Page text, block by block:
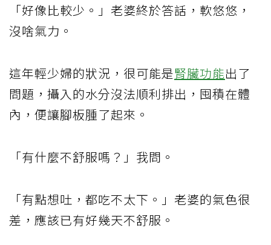
「好像比較少。」老婆終於答話，軟悠悠，
沒啥氣力。
這年輕少婦的狀況，很可能是腎臟功能出了
問題，攝入的水分沒法順利排出，囤積在體
內，便讓腳板腫了起來。
「有什麼不舒服嗎？」我問。
「有點想吐，都吃不太下。」老婆的氣色很
差，應該已有好幾天不舒服。